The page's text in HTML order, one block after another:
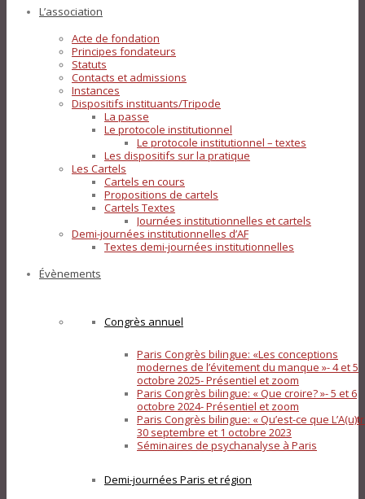
L’association
Acte de fondation
Principes fondateurs
Statuts
Contacts et admissions
Instances
Dispositifs instituants/Tripode
La passe
Le protocole institutionnel
Le protocole institutionnel – textes
Les dispositifs sur la pratique
Les Cartels
Cartels en cours
Propositions de cartels
Cartels Textes
Journées institutionnelles et cartels
Demi-journées institutionnelles d’AF
Textes demi-journées institutionnelles
Évènements
Congrès annuel
Paris Congrès bilingue: «Les conceptions
modernes de l’évitement du manque »- 4 et 5
octobre 2025- Présentiel et zoom
Paris Congrès bilingue: « Que croire? »- 5 et 6
octobre 2024- Présentiel et zoom
Paris Congrès bilingue: « Qu’est-ce que
30 septembre et 1 octobre 2023
Séminaires de psychanalyse à Paris
Demi-journées Paris et région